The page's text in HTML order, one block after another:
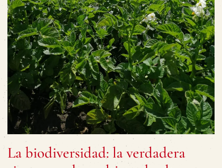
La biodiversidad: la verdadera